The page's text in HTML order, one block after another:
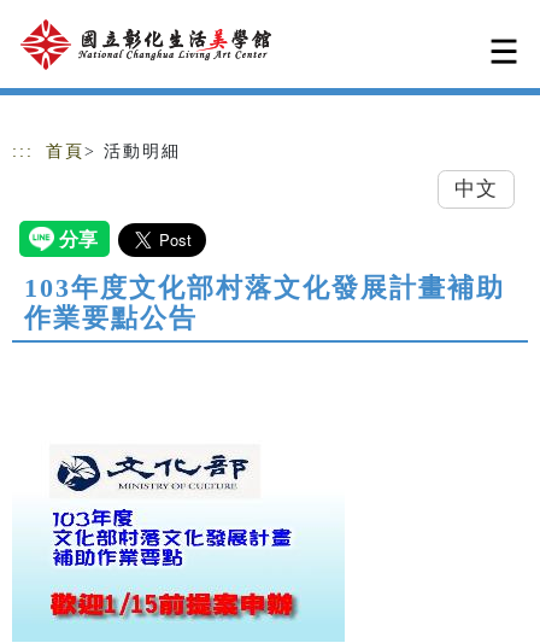
跳到主要內容
網站導覽
::: 首頁 > 活動明細
中文
103年度文化部村落文化發展計畫補助
作業要點公告